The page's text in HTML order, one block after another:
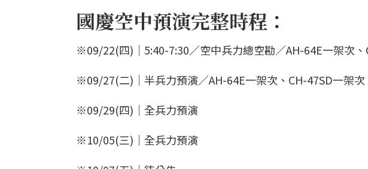
國慶空中預演完整時程：
※09/22(四)｜5:40-7:30／空中兵力總空勘／AH-64E一架次
※09/27(二)｜半兵力預演／AH-64E一架次、CH-47SD一架
※09/29(四)｜全兵力預演
※10/05(三)｜全兵力預演